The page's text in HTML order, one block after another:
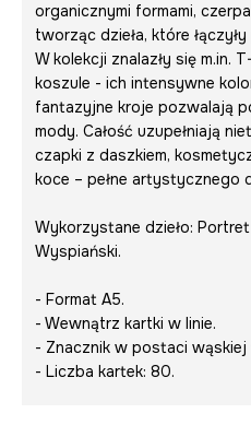
organicznymi formami,
tworząc dzieła, które
W kolekcji znalazły się m.in.
koszule - ich intensywne
fantazyjne kroje pozwalają
mody. Całość uzupełniają
czapki z daszkiem,
koce – pełne artystycznego
Wykorzystane dzieło: Portret
Wyspiański.
- Format A5.
- Wewnątrz kartki w linie.
- Znacznik w postaci wąskiej
- Liczba kartek: 80.